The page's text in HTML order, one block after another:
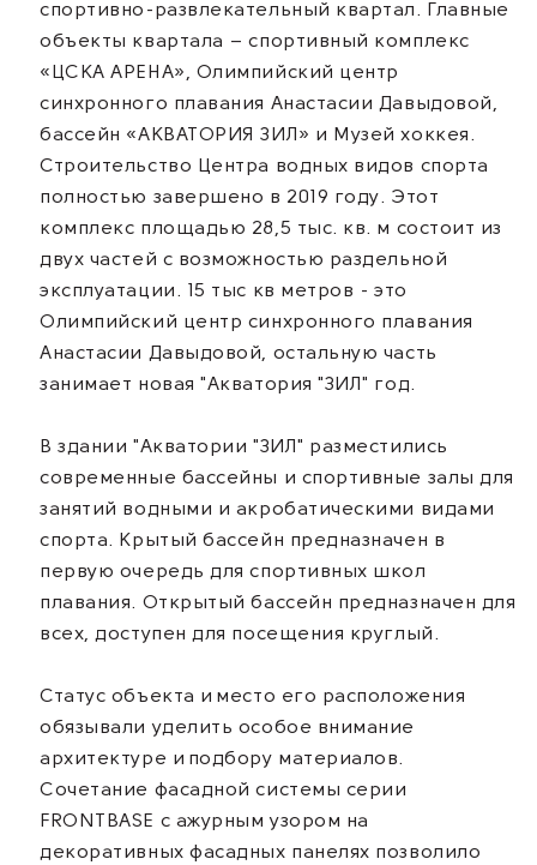
спортивно-развлекательный квартал. Главные
объекты квартала – спортивный комплекс
«ЦСКА АРЕНА», Олимпийский центр
синхронного плавания Анастасии Давыдовой,
бассейн «АКВАТОРИЯ ЗИЛ» и Музей хоккея.
Строительство Центра водных видов спорта
полностью завершено в 2019 году. Этот
комплекс площадью 28,5 тыс. кв. м состоит из
двух частей с возможностью раздельной
эксплуатации. 15 тыс кв метров - это
Олимпийский центр синхронного плавания
Анастасии Давыдовой, остальную часть
занимает новая "Акватория "ЗИЛ" год.
В здании "Акватории "ЗИЛ" разместились
современные бассейны и спортивные залы для
занятий водными и акробатическими видами
спорта. Крытый бассейн предназначен в
первую очередь для спортивных школ
плавания. Открытый бассейн предназначен для
всех, доступен для посещения круглый.
Статус объекта и место его расположения
обязывали уделить особое внимание
архитектуре и подбору материалов.
Сочетание фасадной системы серии
FRONTBASE с ажурным узором на
декоративных фасадных панелях позволило